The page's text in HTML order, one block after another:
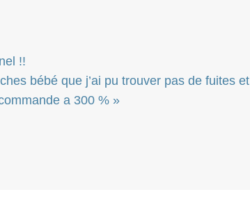
!!
bébé que j’ai pu trouver pas de fuites et
a 300 % »